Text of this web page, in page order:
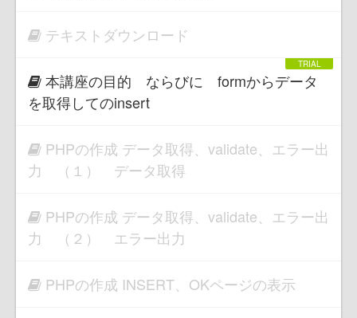
テキストダウンロード
本講座の目的 ならびに formからデータ
を取得してのinsert
PHPの作成 データ取得、validate、エラー出
力 （１） データ取得
PHPの作成 データ取得、validate、エラー出
力 （２） エラー出力
PHPの作成 INSERT、OKページの表示